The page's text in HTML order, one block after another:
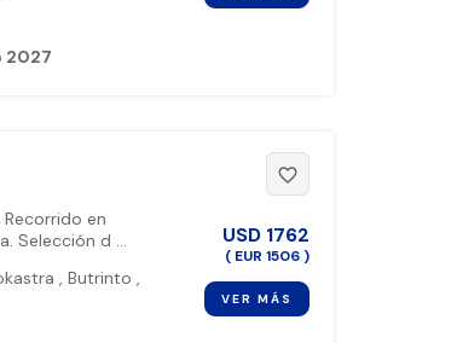
2027
favorite_border
en
Selección d ...
, Butrinto ,
USD 1762
( EUR 1506 )
VER MÁS